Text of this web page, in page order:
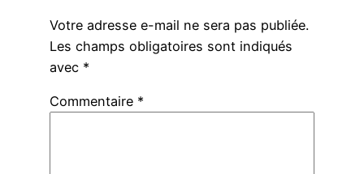
Votre adresse e-mail ne sera pas publiée.
Les champs obligatoires sont indiqués
avec *
Commentaire *